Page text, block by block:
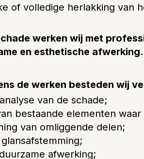
of volledige herlakking van
werken wij met
en esthetische afwerking.
de werken besteden wij
van de schade;
bestaande elementen waar
van omliggende delen;
afwerking;